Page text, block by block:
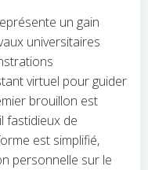
un gain
universitaires
virtuel pour guider
brouillon est
fastidieux de
est simplifié,
personnelle sur le